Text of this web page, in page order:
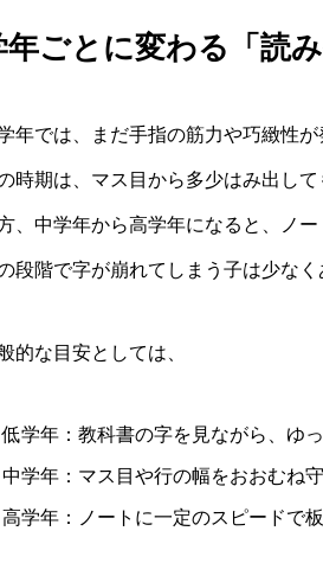
年ごとに変わる「読
年では、まだ手指の筋力や巧緻性が
時期は、マス目から多少はみ出し
、中学年から高学年になると、ノ
段階で字が崩れてしまう子は少なく
的な目安としては、
低学年：教科書の字を見ながら、ゆ
中学年：マス目や行の幅をおおむね
高学年：ノートに一定のスピードで